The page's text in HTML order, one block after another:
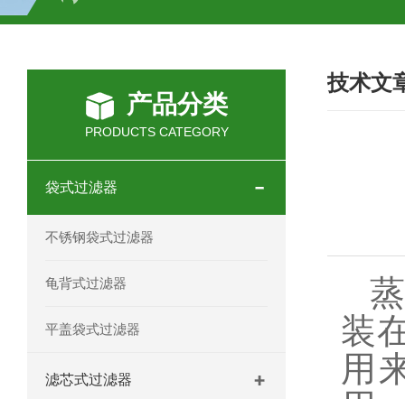
抱箍快开袋式过滤器 不锈钢材质 过滤
不锈钢正压过滤器 过滤机/器
不锈钢龟背过滤器 过滤机/器
不锈
DL-
产品分类
PRODUCTS CATEGORY
袋式过滤器
不锈钢袋式过滤器
龟背式过滤器
平盖袋式过滤器
滤芯式过滤器
技术文
装
用